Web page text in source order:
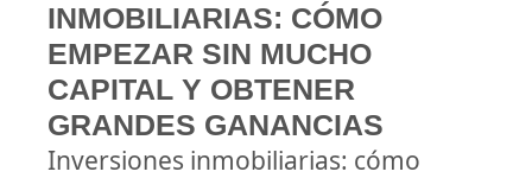
INMOBILIARIAS: CÓMO
EMPEZAR SIN MUCHO
CAPITAL Y OBTENER
GRANDES GANANCIAS
Inversiones inmobiliarias: cómo